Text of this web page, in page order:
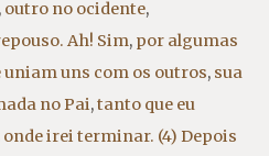
, outro no ocidente,
Ah! Sim, por algumas
uniam uns com os outros, sua
no Pai,tanto que eu
irei terminar. (4) Depois